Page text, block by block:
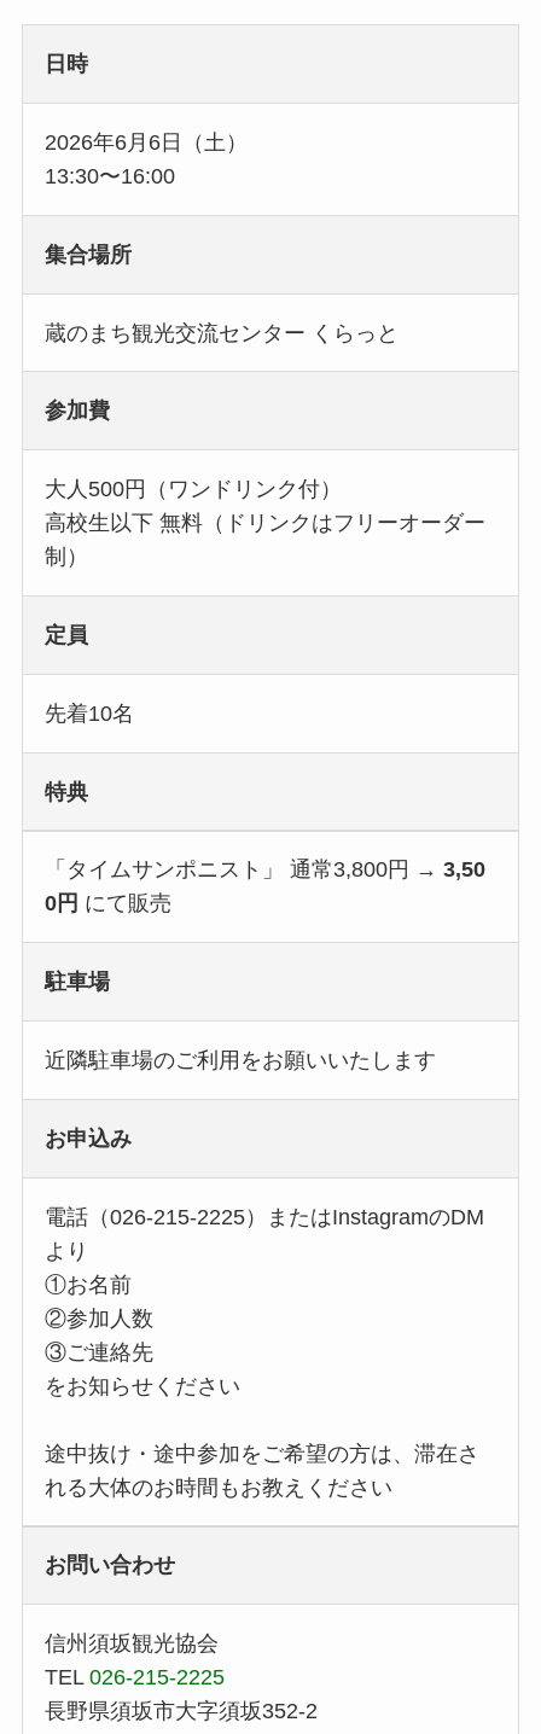
日時
2026年6月6日（土）
13:30〜16:00
集合場所
蔵のまち観光交流センター くらっと
参加費
大人500円（ワンドリンク付）
高校生以下 無料（ドリンクはフリーオーダー
制）
定員
先着10名
特典
「タイムサンポニスト」 通常3,800円 → 3,50
0円 にて販売
駐車場
近隣駐車場のご利用をお願いいたします
お申込み
電話（026-215-2225）またはInstagramのDM
より
①お名前
②参加人数
③ご連絡先
をお知らせください
途中抜け・途中参加をご希望の方は、滞在さ
れる大体のお時間もお教えください
お問い合わせ
信州須坂観光協会
TEL 026-215-2225
長野県須坂市大字須坂352-2